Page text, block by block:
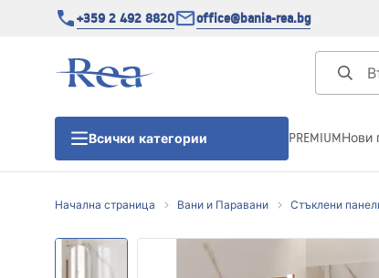
+359 2 492 8820 office@bania-rea.bg
Всички категории PREMIUMНови
Начална страница Вани и Паравани Стъклени